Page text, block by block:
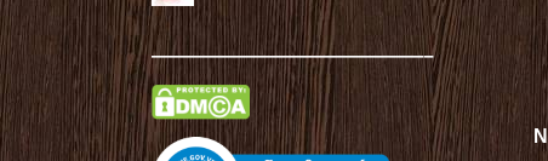
——————————————–